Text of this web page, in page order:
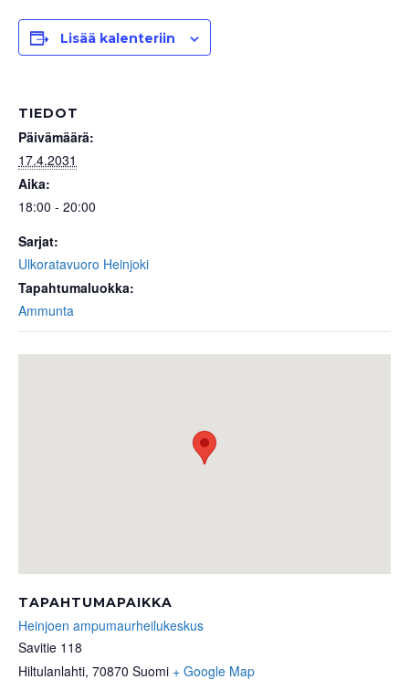
Lisää kalenteriin
TIEDOT
Päivämäärä:
17.4.2031
Aika:
18:00 - 20:00
Sarjat:
Ulkoratavuoro Heinjoki
Tapahtumaluokka:
Ammunta
TAPAHTUMAPAIKKA
Heinjoen ampumaurheilukeskus
Savitie 118
Hiltulanlahti, 70870 Suomi + Google Map